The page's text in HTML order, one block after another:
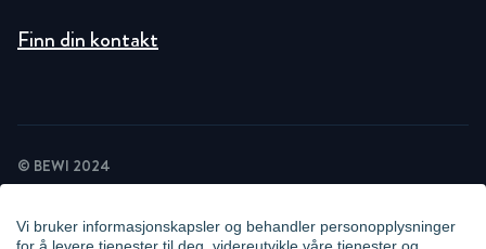
Vi bruker informasjonskapsler og behandler personopplysninger
Finn din kontakt
© BEWI 2024
PRIVACY POLICY
NEWSLETTER PRIVACY POLICY